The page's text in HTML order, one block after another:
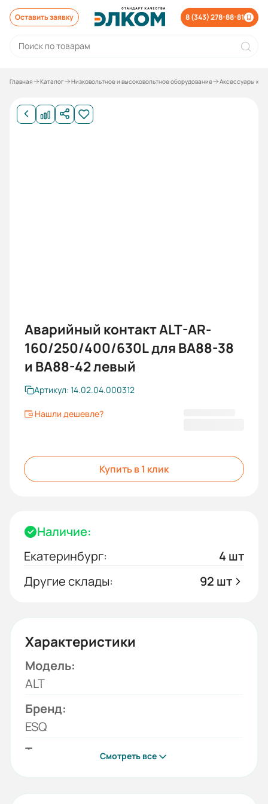
Оставить заявку 8 (343) 278-88-81
Главная Каталог Низковольтное и высоковольтное оборудование Аксессуары к
Аварийный контакт ALT-AR-
160/250/400/630L для ВА88-38
и BA88-42 левый
Артикул: 14.02.04.000312
Нашли дешевле?
Купить в 1 клик
Наличие:
Екатеринбург:
4 шт
Другие склады:
92 шт
Характеристики
Модель:
ALT
Бренд:
ESQ
Тип аксессуара:Смотреть все